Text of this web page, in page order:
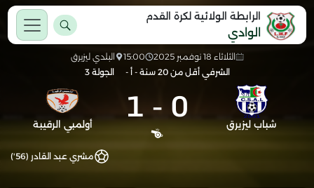
الرابطة الولائية لكرة القدم
الوادي
الثلاثاء 18 نوفمبر 2025 15:00
البلدي ليزيرق
الشرفي أقل من 20 سنة - أ -
الجولة 3
شباب ليزيرق 0
-
1 أولمبي الرقيبة
مشري عبد القادر (56')